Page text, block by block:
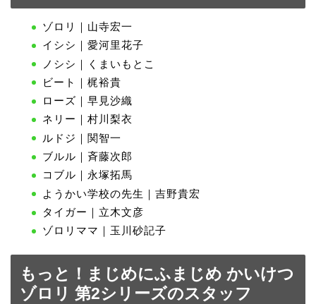
ゾロリ｜山寺宏一
イシシ｜愛河里花子
ノシシ｜くまいもとこ
ビート｜梶裕貴
ローズ｜早見沙織
ネリー｜村川梨衣
ルドジ｜関智一
ブルル｜斉藤次郎
コブル｜永塚拓馬
ようかい学校の先生｜吉野貴宏
タイガー｜立木文彦
ゾロリママ｜玉川砂記子
もっと！まじめにふまじめ かいけつ
ゾロリ 第2シリーズのスタッフ